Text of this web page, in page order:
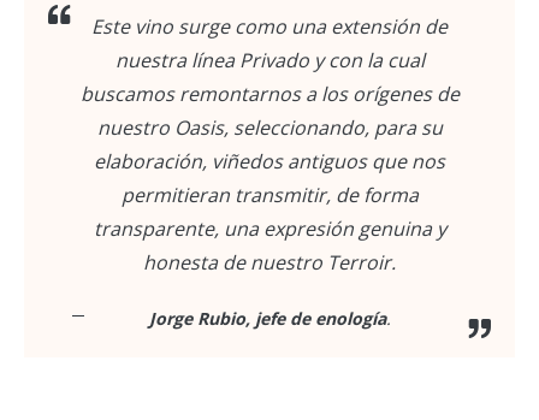
Este vino surge como una extensión de
nuestra línea Privado y con la cual
buscamos remontarnos a los orígenes de
nuestro Oasis, seleccionando, para su
elaboración, viñedos antiguos que nos
permitieran transmitir, de forma
transparente, una expresión genuina y
honesta de nuestro Terroir.
Jorge Rubio, jefe de enología.